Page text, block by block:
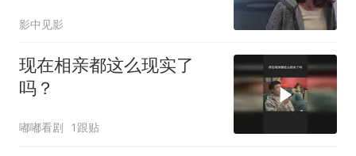
影中见影
现在相亲都这么现实了
吗？
嘟嘟看剧 1跟贴